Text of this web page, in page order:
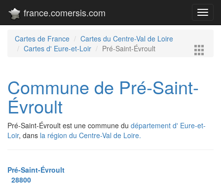
france.comersis.com
Cartes de France
Cartes du Centre-Val de Loire
Cartes d' Eure-et-Loir
Pré-Saint-Évroult
Commune de Pré-Saint-
Évroult
Pré-Saint-Évroult est une commune du département d' Eure-et-
Loir, dans la région du Centre-Val de Loire.
Pré-Saint-Évroult
28800